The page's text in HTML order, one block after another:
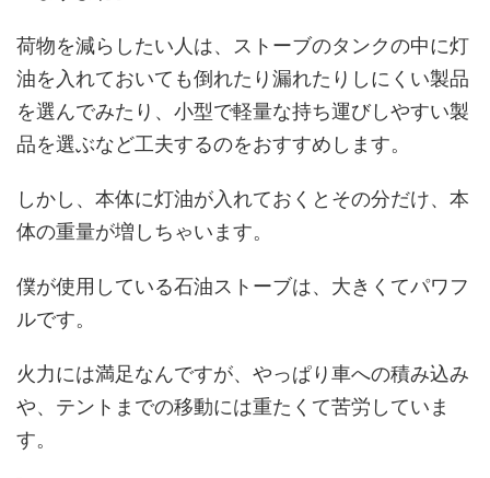
荷物を減らしたい人は、ストーブのタンクの中に灯
油を入れておいても倒れたり漏れたりしにくい製品
を選んでみたり、小型で軽量な持ち運びしやすい製
品を選ぶなど工夫するのをおすすめします。
しかし、本体に灯油が入れておくとその分だけ、本
体の重量が増しちゃいます。
僕が使用している石油ストーブは、大きくてパワフ
ルです。
火力には満足なんですが、やっぱり車への積み込み
や、テントまでの移動には重たくて苦労していま
す。